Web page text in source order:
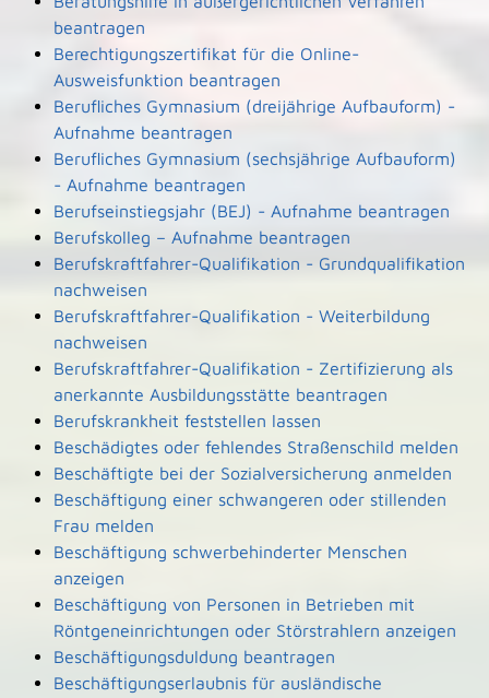
beantragen
Berechtigungszertifikat für die Online-
Ausweisfunktion beantragen
Berufliches Gymnasium (dreijährige Aufbauform) -
Aufnahme beantragen
Berufliches Gymnasium (sechsjährige Aufbauform)
- Aufnahme beantragen
Berufseinstiegsjahr (BEJ) - Aufnahme beantragen
Berufskolleg – Aufnahme beantragen
Berufskraftfahrer-Qualifikation - Grundqualifikation
nachweisen
Berufskraftfahrer-Qualifikation - Weiterbildung
nachweisen
Berufskraftfahrer-Qualifikation - Zertifizierung als
anerkannte Ausbildungsstätte beantragen
Berufskrankheit feststellen lassen
Beschädigtes oder fehlendes Straßenschild melden
Beschäftigte bei der Sozialversicherung anmelden
Beschäftigung einer schwangeren oder stillenden
Frau melden
Beschäftigung schwerbehinderter Menschen
anzeigen
Beschäftigung von Personen in Betrieben mit
Röntgeneinrichtungen oder Störstrahlern anzeigen
Beschäftigungsduldung beantragen
Beschäftigungserlaubnis für ausländische